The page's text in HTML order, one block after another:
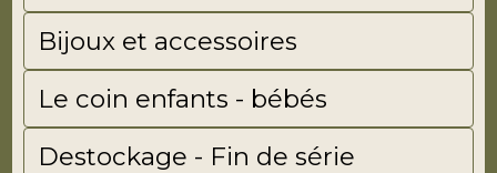
Bijoux et accessoires
Le coin enfants - bébés
Destockage - Fin de série